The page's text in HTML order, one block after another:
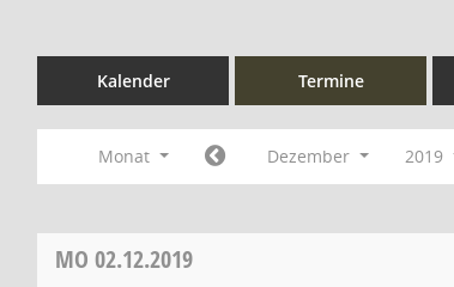
Kalender Termine
Monat Dezember 2019
MO 02.12.2019